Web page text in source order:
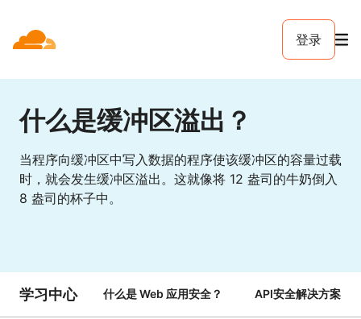
登录
什么是缓冲区溢出？
当程序向缓冲区中写入数据的程序使该缓冲区的容量过载
时，就会发生缓冲区溢出。这就像将 12 盎司的牛奶倒入
8 盎司的杯子中。
学习中心 什么是 Web 应用安全？ API安全解决方案 |